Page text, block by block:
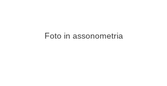
Foto in assonometria